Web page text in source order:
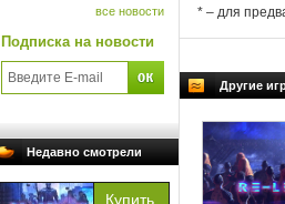
все новости
Подписка на новости
Недавно смотрели
* – для
Другие